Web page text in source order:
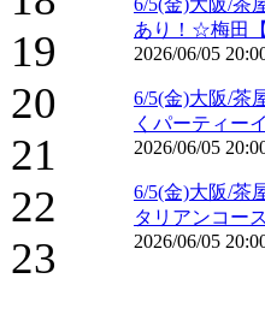
19
20
21
22
23
6/5(金)大阪/茶
あり！☆梅田
2026/06/05
6/5(金)大阪/茶
くパーティー
2026/06/05
6/5(金)大阪/茶
タリアンコー
2026/06/05